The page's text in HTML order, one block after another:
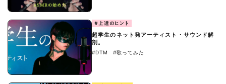
#上達のヒント
超学生のネット発アーティスト・サウンド解
剖。
#DTM #歌ってみた